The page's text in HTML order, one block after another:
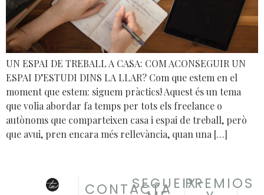
UN ESPAI DE TREBALL A CASA: COM ACONSEGUIR UN
ESPAI D’ESTUDI DINS LA LLAR? Com que estem en el
moment que estem: siguem pràctics! Aquest és un tema
que volia abordar fa temps per tots els freelance o
autònoms que comparteixen casa i espai de treball, però
que avui, pren encara més rellevància, quan una […]
CONTACTA
SEGUEIX-PREMIOS